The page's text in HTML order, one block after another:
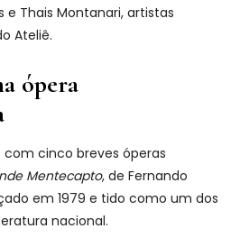
e Thais Montanari, artistas
Ateliê.
ópera
cinco breves óperas
Mentecapto, de Fernando
em 1979 e tido como um dos
nacional.